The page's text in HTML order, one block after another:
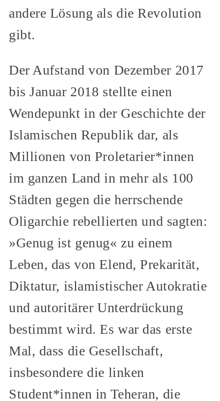
andere Lösung als die Revolution
gibt.
Der Aufstand von Dezember 2017
bis Januar 2018 stellte einen
Wendepunkt in der Geschichte der
Islamischen Republik dar, als
Millionen von Proletarier*innen
im ganzen Land in mehr als 100
Städten gegen die herrschende
Oligarchie rebellierten und sagten:
»Genug ist genug« zu einem
Leben, das von Elend, Prekarität,
Diktatur, islamistischer Autokratie
und autoritärer Unterdrückung
bestimmt wird. Es war das erste
Mal, dass die Gesellschaft,
insbesondere die linken
Student*innen in Teheran, die